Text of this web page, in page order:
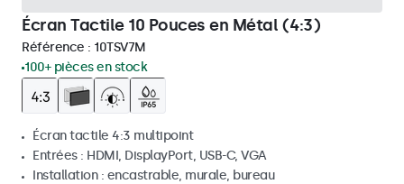
Écran Tactile 10 Pouces en Métal (4:3)
Référence : 10TSV7M
100+ pièces en stock
Écran tactile 4:3 multipoint
Entrées : HDMI, DisplayPort, USB-C, VGA
Installation : encastrable, murale, bureau